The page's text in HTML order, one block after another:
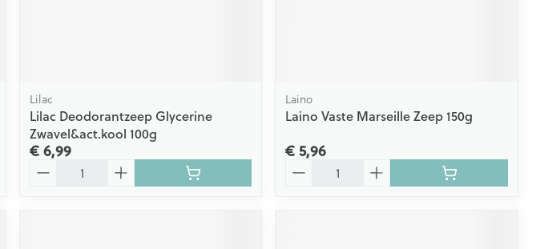
Lilac
Lilac Deodorantzeep Glycerine
Zwavel&act.kool 100g
€ 6,99
Laino
Laino Vaste Marseille Zeep 150g
€ 5,96